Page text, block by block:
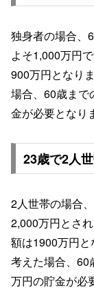
独身者の場合、
よそ1,000万円
900万円となり
場合、60歳まで
金が必要となり
23歳で2人
2人世帯の場合
2,000万円とさ
額は1900万円
考えた場合、60
万円の貯金が必